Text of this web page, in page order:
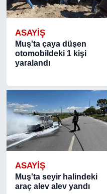
ASAYIŞ
Muş'ta çaya düşen
otomobildeki 1 kişi
yaralandı
ASAYIŞ
Muş'ta seyir halindeki
araç alev alev yandı